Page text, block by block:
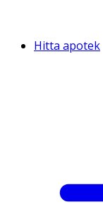
Hitta apotek